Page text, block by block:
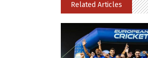
Related Articles